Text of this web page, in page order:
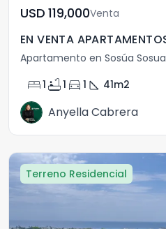
USD	119,000Venta
Apartamento en Sosúa Sosua
bed1 bathtub1 directions_car 1 square_foot 41m2
Anyella Cabrera
Terreno Residencial